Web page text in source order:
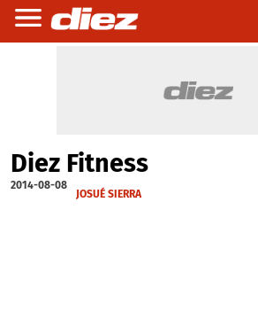
Diez Fitness
2014-08-08
JOSUÉ SIERRA